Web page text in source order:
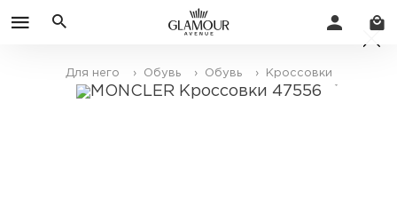
Для него › Обувь › Обувь › Кроссовки